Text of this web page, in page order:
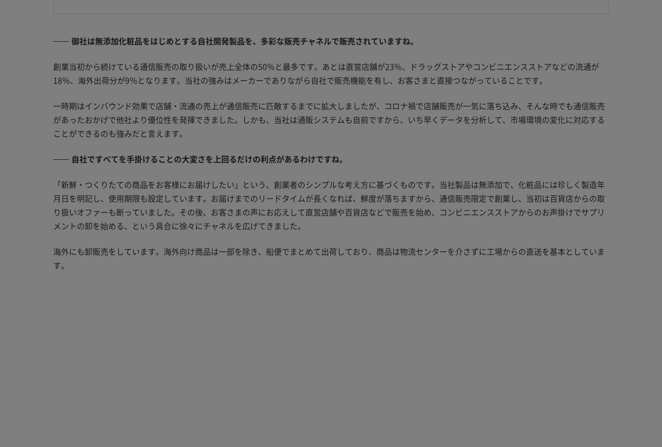
御社は無添加化粧品をはじめとする自社開発製品を、多彩な販売チャネルで販売されていますね。
創業当初から続けている通信販売の取り扱いが売上全体の50％と最多です。あとは直営店舗が23％、ドラッグストアやコンビニエンスストアなどの流通が
18％、海外出荷分が9％となります。当社の強みはメーカーでありながら自社で販売機能を有し、お客さまと直接つながっていることです。
一時期はインバウンド効果で店舗・流通の売上が通信販売に匹敵するまでに拡大しましたが、コロナ禍で店舗販売が一気に落ち込み、そんな時でも通信販売
があったおかげで他社より優位性を発揮できました。しかも、当社は通販システムも自前ですから、いち早くデータを分析して、市場環境の変化に対応する
ことができるのも強みだと言えます。
自社ですべてを手掛けることの大変さを上回るだけの利点があるわけですね。
「新鮮・つくりたての商品をお客様にお届けしたい」という、創業者のシンプルな考え方に基づくものです。当社製品は無添加で、化粧品には珍しく製造年
月日を明記し、使用期限も設定しています。お届けまでのリードタイムが長くなれば、鮮度が落ちますから、通信販売限定で創業し、当初は百貨店からの取
り扱いオファーも断っていました。その後、お客さまの声にお応えして直営店舗や百貨店などで販売を始め、コンビニエンスストアからのお声掛けでサプリ
メントの卸を始める、という具合に徐々にチャネルを広げてきました。
海外にも卸販売をしています。海外向け商品は一部を除き、船便でまとめて出荷しており、商品は物流センターを介さずに工場からの直送を基本としていま
す。